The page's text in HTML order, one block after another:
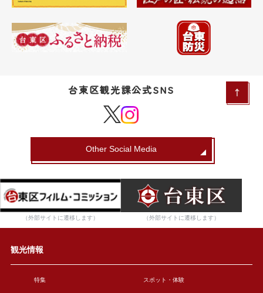
台東区観光課公式SNS
Other Social Media
（外部サイトに遷移します） （外部サイトに遷移します）
観光情報
特集 スポット・体験